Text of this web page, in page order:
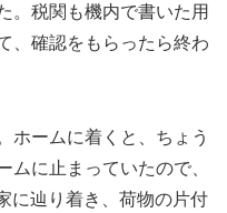
。税関も機内で書いた用
、確認をもらったら終わ
ホームに着くと、ちょう
ムに止まっていたので、
に辿り着き、荷物の片付